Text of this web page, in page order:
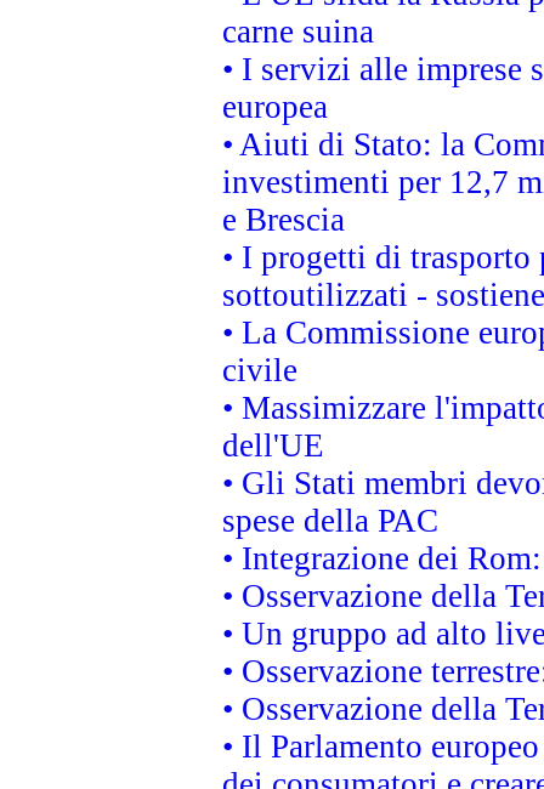
carne suina
• I servizi alle imprese
europea
• Aiuti di Stato: la
investimenti per 12,7
e Brescia
• I progetti di
sottoutilizzati -
• La Commissione
civile
• Massimizzare
dell'UE
• Gli Stati membri
spese della PAC
• Integrazione dei
• Osservazione della
• Un gruppo ad alto
• Osservazione
• Osservazione della
• Il Parlamento